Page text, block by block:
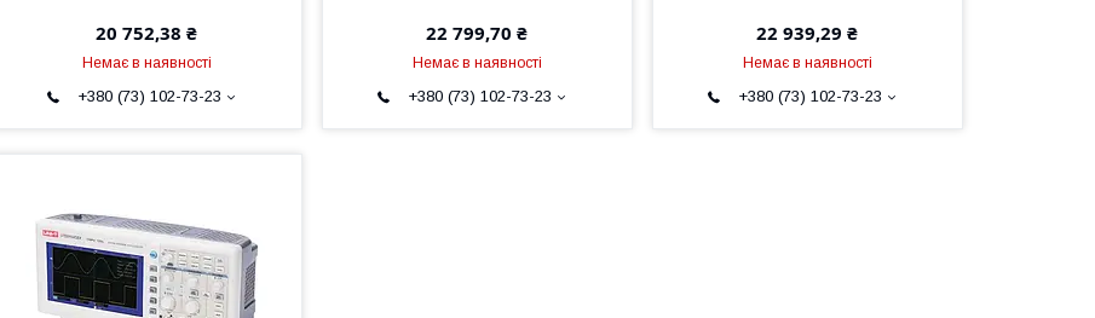
20 752,38 ₴
Немає в наявності
+380 (73) 102-73-23
22 799,70 ₴
Немає в наявності
+380 (73) 102-73-23
22 939,29 ₴
Немає в наявності
+380 (73) 102-73-23